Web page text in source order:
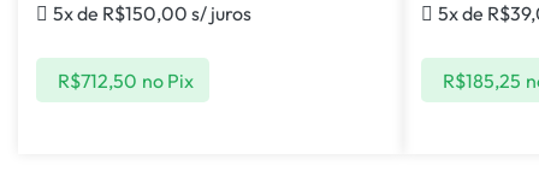
5x de R$150,00 s/ juros
R$712,50 no Pix
5x de R$
R$185,25